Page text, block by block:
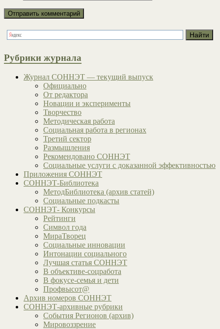
Рубрики журнала
Журнал СОННЭТ — текущий выпуск
Официально
От редактора
Новации и эксперименты
Творчество
Методическая работа
Социальная работа в регионах
Третий сектор
Размышления
Рекомендовано СОННЭТ
Социальные услуги с доказанной эффективностью
Приложения СОННЭТ
СОННЭТ-Библиотека
МетодБиблиотека (архив статей)
Социальные подкасты
СОННЭТ- Конкурсы
Рейтинги
Символ года
МираТворец
Социальные инновации
Интонации социального
Лучшая статья СОННЭТ
В объективе-соцработа
В фокусе-семья и дети
Профвысот@
Архив номеров СОННЭТ
СОННЭТ-архивные рубрики
События Регионов (архив)
Мировоззрение